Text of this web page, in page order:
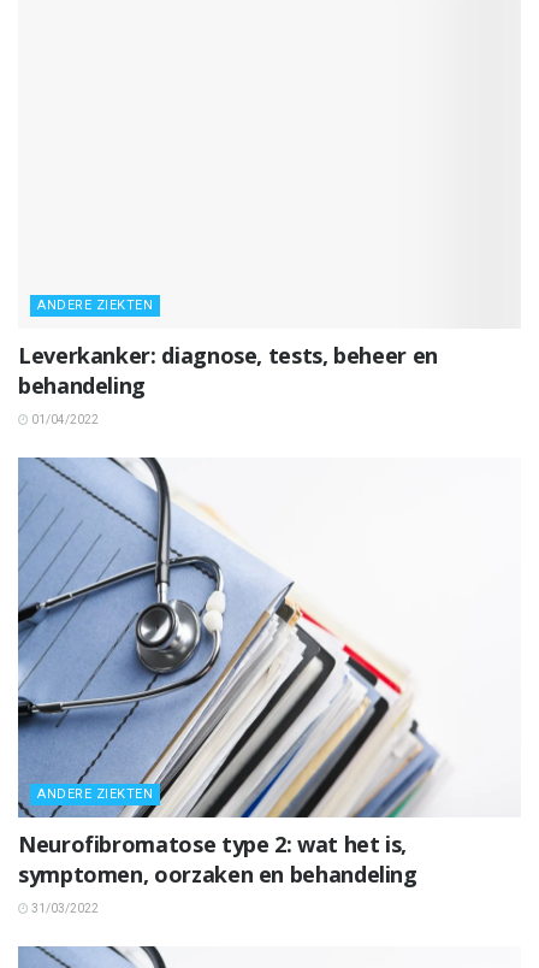
ANDERE ZIEKTEN
Leverkanker: diagnose, tests, beheer en
behandeling
01/04/2022
ANDERE ZIEKTEN
Neurofibromatose type 2: wat het is,
symptomen, oorzaken en behandeling
31/03/2022